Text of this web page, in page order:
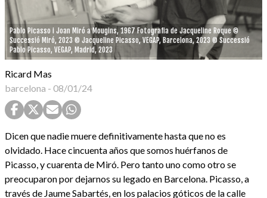
Pablo Picasso i Joan Miró a Mougins, 1967 Fotografia de Jacqueline Roque ©
Successió Miró, 2023 © Jacqueline Picasso, VEGAP, Barcelona, 2023 © Successió
Pablo Picasso, VEGAP, Madrid, 2023
Ricard Mas
barcelona - 08/01/24
Dicen que nadie muere definitivamente hasta que no es
olvidado. Hace cincuenta años que somos huérfanos de
Picasso, y cuarenta de Miró. Pero tanto uno como otro se
preocuparon por dejarnos su legado en Barcelona. Picasso, a
través de Jaume Sabartés, en los palacios góticos de la calle